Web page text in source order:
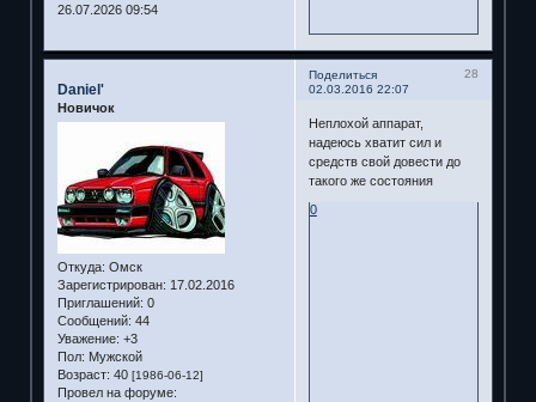
26.07.2026 09:54
Поделиться
28
02.03.2016 22:07
Daniel'
Новичок
Откуда: Омск
Зарегистрирован: 17.02.2016
Приглашений: 0
Сообщений: 44
Уважение: +3
Пол: Мужской
Возраст: 40 [1986-06-12]
Провел на форуме:
Неплохой аппарат,
надеюсь хватит сил и
средств свой довести до
такого же состояния
0